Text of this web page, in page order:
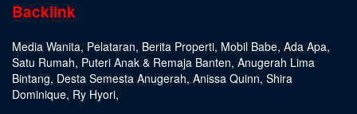
Backlink
Media Wanita, Pelataran, Berita Properti, Mobil Babe, Ada Apa,
Satu Rumah, Puteri Anak & Remaja Banten, Anugerah Lima
Bintang, Desta Semesta Anugerah, Anissa Quinn, Shira
Dominique, Ry Hyori,